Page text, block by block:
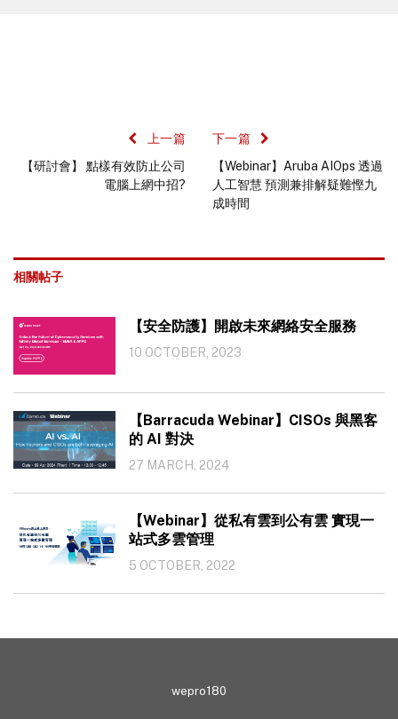
上一篇
【研討會】 點樣有效防止公司
電腦上網中招?
下一篇
【Webinar】Aruba AIOps 透過
人工智慧 預測兼排解疑難慳九
成時間
相關帖子
【安全防護】開啟未來網絡安全服務
10 OCTOBER, 2023
【Barracuda Webinar】CISOs 與黑客
的 AI 對決
27 MARCH, 2024
【Webinar】從私有雲到公有雲 實現一
站式多雲管理
5 OCTOBER, 2022
wepro180